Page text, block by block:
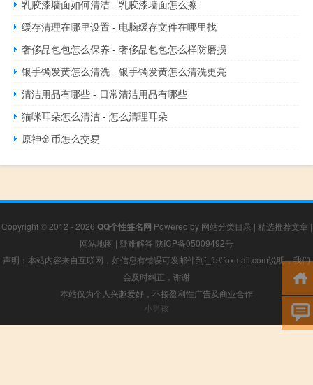
乳胶漆墙面如何清洁 - 乳胶漆墙面怎么擦
缓存清理在哪里设置 - 电脑缓存文件在哪里找
奢侈品包包怎么保养 - 奢侈品包包怎么样防磨损
银手镯发黄怎么清洗 - 银手镯发黄怎么清洗更亮
清洁用品有哪些 - 日常清洁用品有哪些
猫咪耳朵怎么清洁 - 怎么清理耳朵
原神金币怎么交易
Copyright © 2012 - 2026 QQ个性签名网 Powered by 网站分类目录 | 精选推荐文章 |
网站地图 | 疑难解答 陕ICP备05009492号
声明：本站内容来自互联网，如信息有错误可发邮件到f_fb#foxmail.com说明，我们
会及时纠正，谢谢
本站仅为个人兴趣爱好，不接盈利性广告及商业合作
小男孩